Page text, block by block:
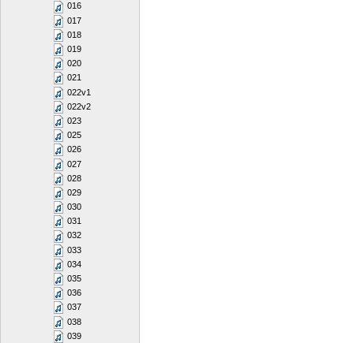
016
017
018
019
020
021
022v1
022v2
023
025
026
027
028
029
030
031
032
033
034
035
036
037
038
039